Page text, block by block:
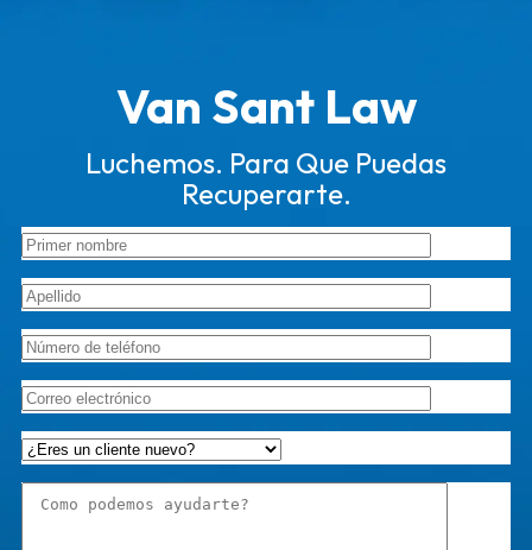
Van Sant Law
Luchemos. Para Que Puedas
Recuperarte.